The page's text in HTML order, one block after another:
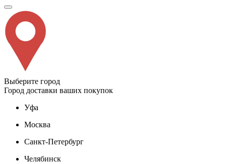
Выберите город
Город доставки ваших покупок
Уфа
Москва
Санкт-Петербург
Челябинск